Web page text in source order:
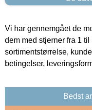
Vi har gennemgået de
dem med stjerner fra 1
sortimentstørrelse,
betingelser,
Bedst